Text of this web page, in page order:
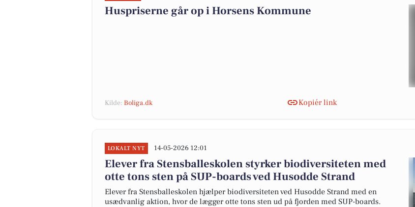
Huspriserne går op i Horsens Kommune
Kilde: Boliga.dk Kopiér link
LOKALT NYT 14-05-2026 12:01
Elever fra Stensballeskolen styrker biodiversiteten med
otte tons sten på SUP-boards ved Husodde Strand
Elever fra Stensballeskolen hjælper biodiversiteten ved Husodde Strand med en
usædvanlig aktion, hvor de lægger otte tons sten ud på fjorden med SUP-boards.